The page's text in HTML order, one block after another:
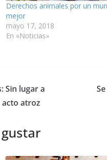
Derechos animales por un
mejor
mayo 17, 2018
En «Noticias»
Sin lugar a
atroz